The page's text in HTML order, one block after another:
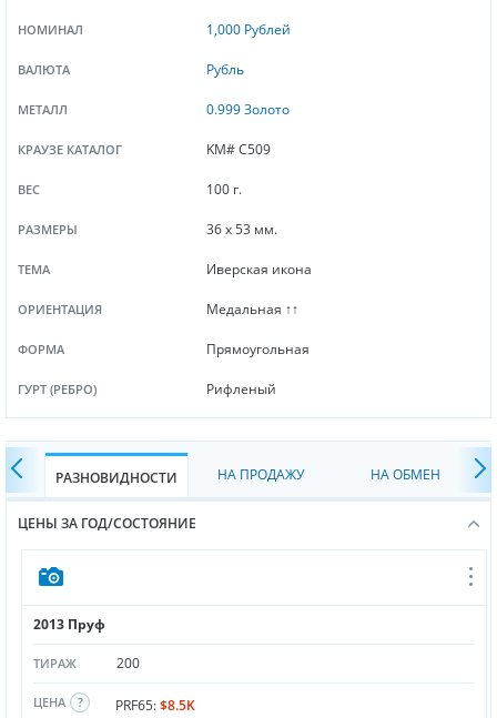
НОМИНАЛ 1,000 Рублей
ВАЛЮТА Рубль
МЕТАЛЛ 0.999 Золото
КРАУЗЕ КАТАЛОГ KM# C509
ВЕС 100 г.
РАЗМЕРЫ 36 x 53 мм.
ТЕМА Иверская икона
ОРИЕНТАЦИЯ Медальная ↑↑
ФОРМА Прямоугольная
ГУРТ (РЕБРО) Рифленый
РАЗНОВИДНОСТИ НА ПРОДАЖУ НА ОБМЕН
ЦЕНЫ ЗА ГОД/СОСТОЯНИЕ
2013 Пруф
ТИРАЖ 200
ЦЕНА PRF65:$8.5K